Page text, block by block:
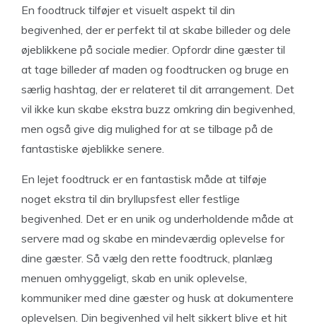
En foodtruck tilføjer et visuelt aspekt til din
begivenhed, der er perfekt til at skabe billeder og dele
øjeblikkene på sociale medier. Opfordr dine gæster til
at tage billeder af maden og foodtrucken og bruge en
særlig hashtag, der er relateret til dit arrangement. Det
vil ikke kun skabe ekstra buzz omkring din begivenhed,
men også give dig mulighed for at se tilbage på de
fantastiske øjeblikke senere.
En lejet foodtruck er en fantastisk måde at tilføje
noget ekstra til din bryllupsfest eller festlige
begivenhed. Det er en unik og underholdende måde at
servere mad og skabe en mindeværdig oplevelse for
dine gæster. Så vælg den rette foodtruck, planlæg
menuen omhyggeligt, skab en unik oplevelse,
kommuniker med dine gæster og husk at dokumentere
oplevelsen. Din begivenhed vil helt sikkert blive et hit